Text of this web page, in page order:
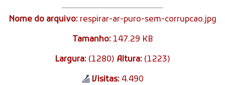
Nome do arquivo: respirar-ar-puro-sem-corrupcao.jpg
Tamanho:147.29 KB
Largura: (1280) Altura: (1223)
Visitas:4.490